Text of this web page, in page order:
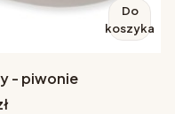
Do
koszyka
- piwonie